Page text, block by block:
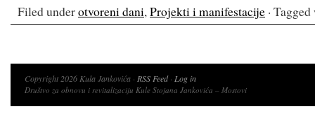
Filed underotvoreni dani,Projekti i manifestacije ·
Copyright 2026 Kula Jankovića · RSS Feed· Log in
Društvo za obnovu i revitalizaciju Kule Stojana Jankovića – Mostovi